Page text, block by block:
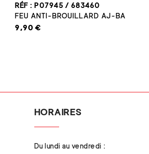
RÉF : P07945 / 683460
FEU ANTI-BROUILLARD AJ-BA
9,90 €
HORAIRES
Du lundi au vendredi :